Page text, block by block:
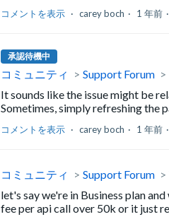
コメントを表示 carey boch 1 年前
承認待機中
コミュニティ Support Forum
It sounds like the issue might be
Sometimes, simply refreshing the
コメントを表示 carey boch 1 年前
コミュニティ Support Forum
let's say we're in Business plan
fee per api call over 50k or it just